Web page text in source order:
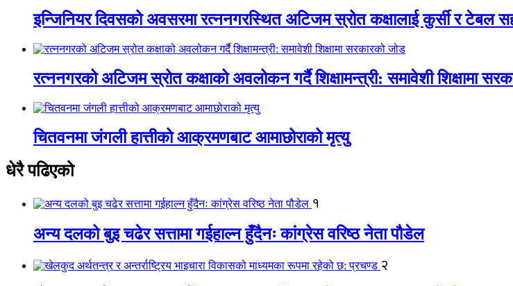
इन्जिनियर दिवसको अवसरमा रत्ननगरस्थित अटिजम स्रोत कक्षालाई कुर्सी र टेबल
रत्ननगरको अटिजम स्रोत कक्षाको अवलोकन गर्दै शिक्षामन्त्री: समावेशी शिक्षामा
चितवनमा जंगली हात्तीको आक्रमणबाट आमाछोराको मृत्यु
धेरै पढिएको
१
अन्य दलको बुइ चढेर सत्तामा गईहाल्न हुँदैनः कांग्रेस वरिष्ठ नेता पौडेल
२